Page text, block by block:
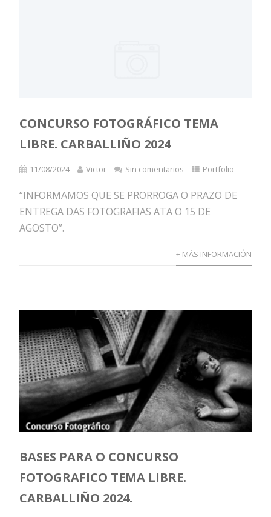
CONCURSO FOTOGRÁFICO TEMA
LIBRE. CARBALLIÑO 2024
11/08/2024 Victor Sin comentarios Portfolio
“INFORMAMOS QUE SE PRORROGA O PRAZO DE
ENTREGA DAS FOTOGRAFIAS ATA O 15 DE
AGOSTO”.
+ MÁS INFORMACIÓN
BASES PARA O CONCURSO
FOTOGRAFICO TEMA LIBRE.
CARBALLIÑO 2024.